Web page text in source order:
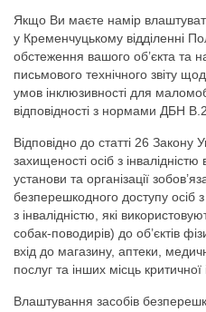
Якщо Ви маєте намір
у Кременчуцькому відділенні
обстеження вашого об’єкта та
письмового технічного звіту
умов інклюзивності для
відповідності з нормами ДБН
Відповідно до статті 26 Закону
захищеності осіб з
установи та організації
безперешкодного доступу осіб з
з інвалідністю, які
собак-поводирів) до об’єктів
вхід до магазину, аптеки,
послуг та інших місць
Влаштування засобів